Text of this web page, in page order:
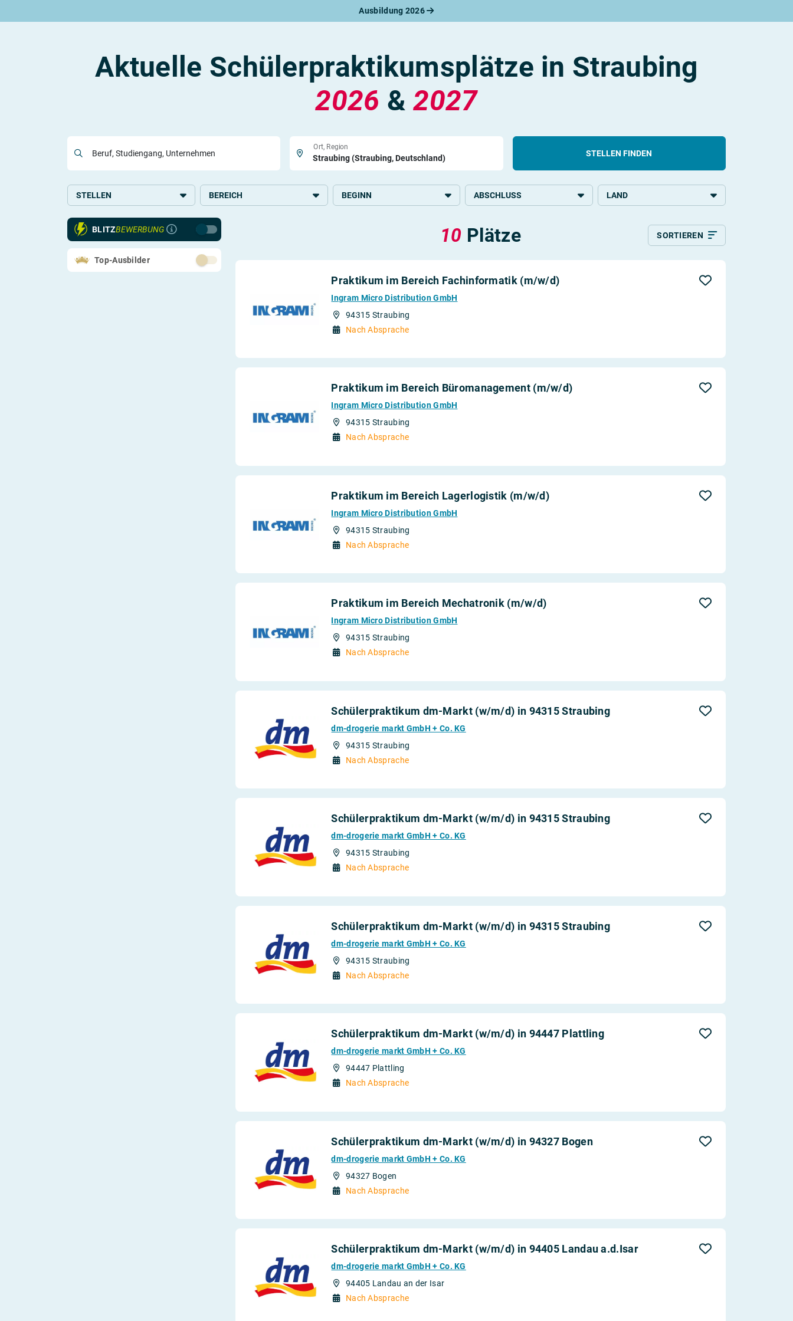
Ausbildung 2026
Rund um die Ausbildung
Ausbildungsbeginn
Rund um das duale Studium
Alle Orte von A-Z
Rund um Berufe
Berufe nach Themen
Alle Berufe
Schülerpraktikum
Bewerbungsratgeber
Vorlagen
Online-Bewerbung
Vorstellungsgespräch
Bewerbungs-Check
Aktuelle Schülerpraktikumsplätze in Straubing
2026 &2027
Beruf, Studiengang, Unternehmen
Ort, Region
STELLEN FINDEN
STELLEN
Ausbildung
Duales Studium
Schülerpraktikum
BEREICH
Handel
Elektronik
IT und EDV
Kaufmännisches, Büro und
Mechatronik
BEGINN ABSCHLUSS
Mittlere Schulbildung
LAND
Deutschland
BLITZBEWERBUNG
Top-Ausbilder
10 Plätze SORTIEREN
Praktikum im Bereich Fachinformatik (m/w/d)
Ingram Micro Distribution GmbH
94315 Straubing
Nach Absprache
Praktikum im Bereich Büromanagement (m/w/d)
Ingram Micro Distribution GmbH
94315 Straubing
Nach Absprache
Praktikum im Bereich Lagerlogistik (m/w/d)
Ingram Micro Distribution GmbH
94315 Straubing
Nach Absprache
Praktikum im Bereich Mechatronik (m/w/d)
Ingram Micro Distribution GmbH
94315 Straubing
Nach Absprache
Schülerpraktikum dm-Markt (w/m/d) in 94315 Straubing
dm-drogerie markt GmbH + Co. KG
94315 Straubing
Nach Absprache
Schülerpraktikum dm-Markt (w/m/d) in 94315 Straubing
dm-drogerie markt GmbH + Co. KG
94315 Straubing
Nach Absprache
Schülerpraktikum dm-Markt (w/m/d) in 94315 Straubing
dm-drogerie markt GmbH + Co. KG
94315 Straubing
Nach Absprache
Schülerpraktikum dm-Markt (w/m/d) in 94447 Plattling
dm-drogerie markt GmbH + Co. KG
94447 Plattling
Nach Absprache
Schülerpraktikum dm-Markt (w/m/d) in 94327 Bogen
dm-drogerie markt GmbH + Co. KG
94327 Bogen
Nach Absprache
Schülerpraktikum dm-Markt (w/m/d) in 94405 Landau a.d.Isar
dm-drogerie markt GmbH + Co. KG
94405 Landau an der Isar
Nach Absprache